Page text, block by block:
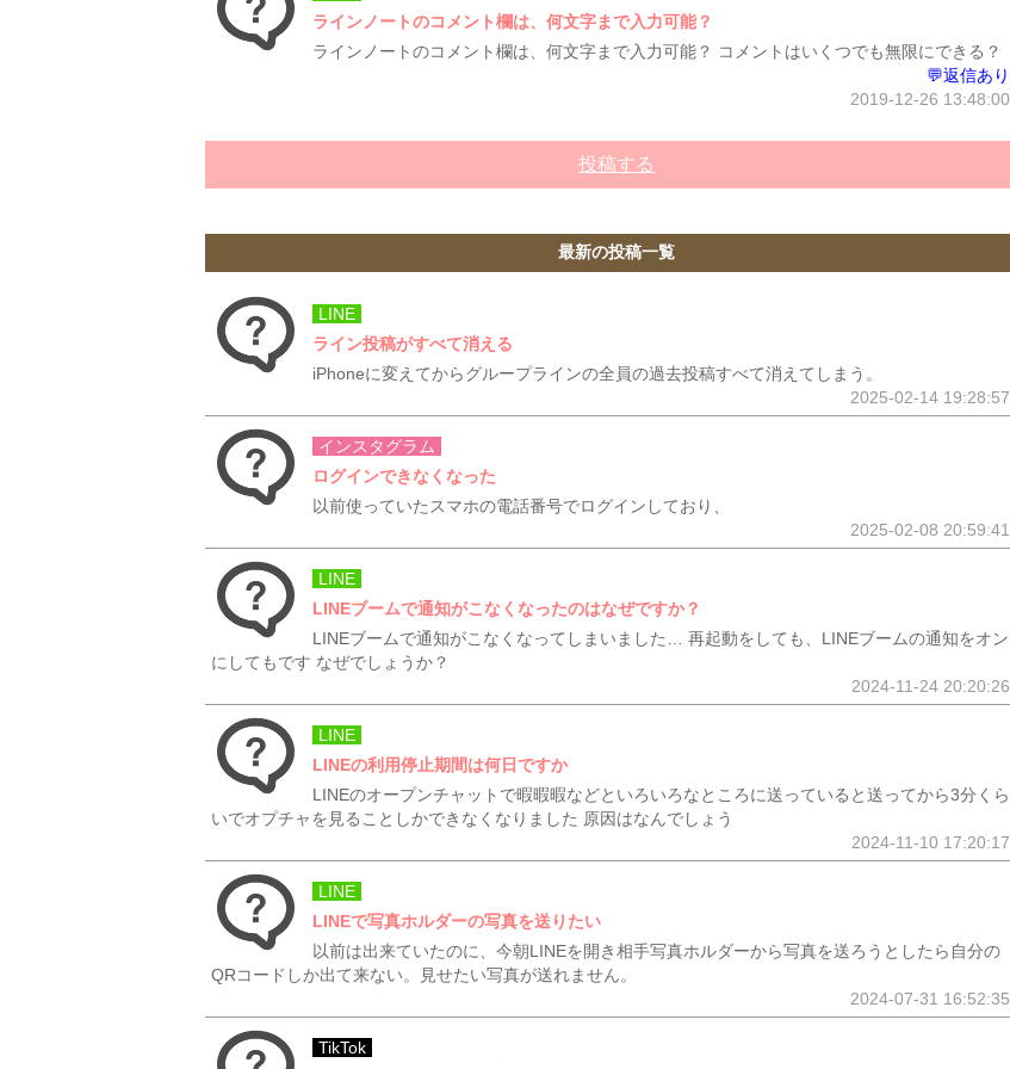
ラインノートのコメント欄は、何文字まで入力可能？
ラインノートのコメント欄は、何文字まで入力可能？ コメントはいくつでも無限にできる？
💬返信あり
2019-12-26 13:48:00
投稿する
最新の投稿一覧
LINE
ライン投稿がすべて消える
iPhoneに変えてからグループラインの全員の過去投稿すべて消えてしまう。
2025-02-14 19:28:57
インスタグラム
ログインできなくなった
以前使っていたスマホの電話番号でログインしており、
2025-02-08 20:59:41
LINE
LINEブームで通知がこなくなったのはなぜですか？
LINEブームで通知がこなくなってしまいました… 再起動をしても、LINEブームの通知をオン
にしてもです なぜでしょうか？
2024-11-24 20:20:26
LINE
LINEの利用停止期間は何日ですか
LINEのオープンチャットで暇暇暇などといろいろなところに送っていると送ってから3分くら
いでオプチャを見ることしかできなくなりました 原因はなんでしょう
2024-11-10 17:20:17
LINE
LINEで写真ホルダーの写真を送りたい
以前は出来ていたのに、今朝LINEを開き相手写真ホルダーから写真を送ろうとしたら自分の
QRコードしか出て来ない。見せたい写真が送れません。
2024-07-31 16:52:35
TikTok